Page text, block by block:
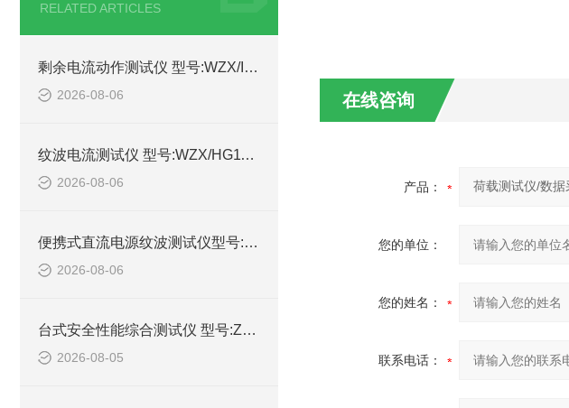
RELATED ARTICLES
剩余电流动作测试仪 型号:WZX/IDB-4的详细介绍
2026-08-06
纹波电流测试仪 型号:WZX/HG1100-10A库号：M414989的简单介绍
2026-08-06
便携式直流电源纹波测试仪型号:WZX/DYWB-260的简单介绍
2026-08-06
台式安全性能综合测试仪 型号:ZX/HEX330的详细介绍
2026-08-05
在线咨询
产品：
您的单位：
您的姓名：
联系电话：